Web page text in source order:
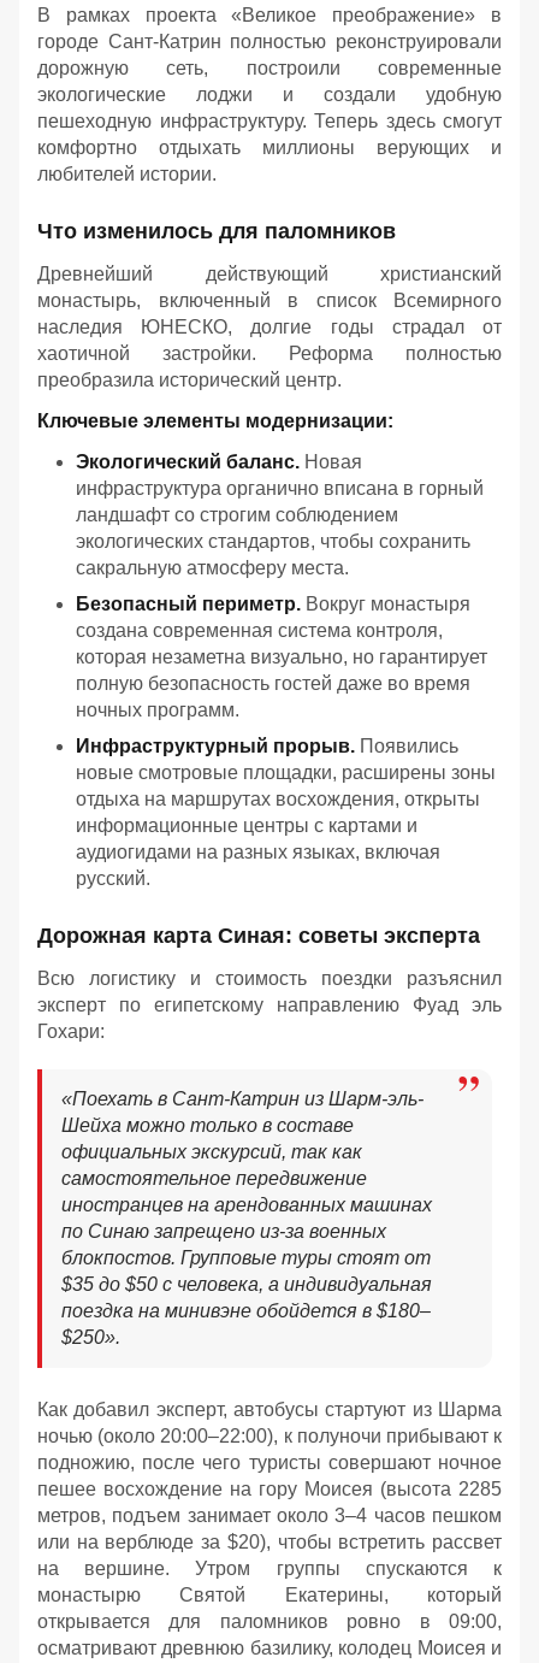
В рамках проекта «Великое преображение» в
городе Сант-Катрин полностью реконструировали
дорожную сеть, построили современные
экологические лоджи и создали удобную
пешеходную инфраструктуру. Теперь здесь смогут
комфортно отдыхать миллионы верующих и
любителей истории.
Что изменилось для паломников
Древнейший действующий христианский
монастырь, включенный в список Всемирного
наследия ЮНЕСКО, долгие годы страдал от
хаотичной застройки. Реформа полностью
преобразила исторический центр.
Ключевые элементы модернизации:
Экологический баланс. Новая
инфраструктура органично вписана в горный
ландшафт со строгим соблюдением
экологических стандартов, чтобы сохранить
сакральную атмосферу места.
Безопасный периметр. Вокруг монастыря
создана современная система контроля,
которая незаметна визуально, но гарантирует
полную безопасность гостей даже во время
ночных программ.
Инфраструктурный прорыв. Появились
новые смотровые площадки, расширены зоны
отдыха на маршрутах восхождения, открыты
информационные центры с картами и
аудиогидами на разных языках, включая
русский.
Дорожная карта Синая: советы эксперта
Всю логистику и стоимость поездки разъяснил
эксперт по египетскому направлению Фуад эль
Гохари:
«Поехать в Сант-Катрин из Шарм-эль-
Шейха можно только в составе
официальных экскурсий, так как
самостоятельное передвижение
иностранцев на арендованных машинах
по Синаю запрещено из-за военных
блокпостов. Групповые туры стоят от
$35 до $50 с человека, а индивидуальная
поездка на минивэне обойдется в $180–
$250».
Как добавил эксперт, автобусы стартуют из Шарма
ночью (около 20:00–22:00), к полуночи прибывают к
подножию, после чего туристы совершают ночное
пешее восхождение на гору Моисея (высота 2285
метров, подъем занимает около 3–4 часов пешком
или на верблюде за $20), чтобы встретить рассвет
на вершине. Утром группы спускаются к
монастырю Святой Екатерины, который
открывается для паломников ровно в 09:00,
осматривают древнюю базилику, колодец Моисея и